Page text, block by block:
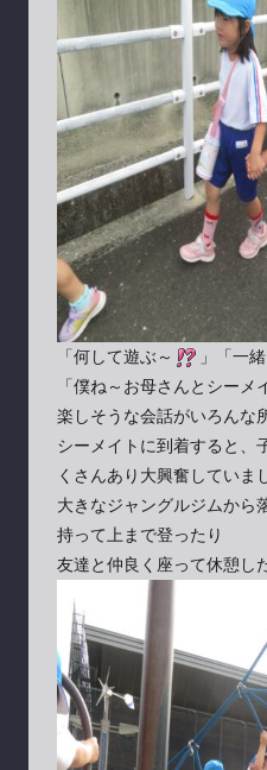
「何して遊ぶ～ 」「一
「僕ね～お母さんとシー
楽しそうな会話がいろんな
シーメイトに到着すると、
くさんあり大興奮していま
大きなジャングルジムから
持って上まで登ったり
友達と仲良く座って休憩し